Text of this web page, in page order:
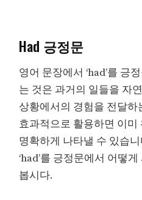
Had 긍정문
영어 문장에서 ‘had’를 긍
는 것은 과거의 일들을 자
상황에서의 경험을 전달하
효과적으로 활용하면 이
명확하게 나타낼 수 있습
‘had’를 긍정문에서 어떻
봅시다.